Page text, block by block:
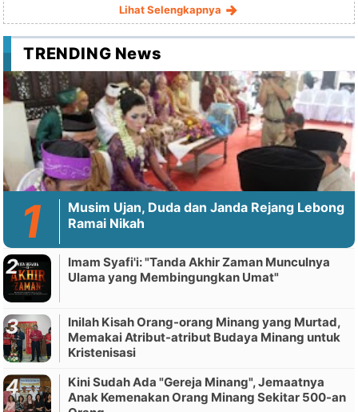
Lihat Selengkapnya
TRENDING News
Musim Ujan, Duda dan Janda Rejang Lebong
Ramai Nikah
Imam Syafi'i: "Tanda Akhir Zaman Munculnya
Ulama yang Membingungkan Umat"
Inilah Kisah Orang-orang Minang yang Murtad,
Memakai Atribut-atribut Budaya Minang untuk
Kristenisasi
Kini Sudah Ada "Gereja Minang", Jemaatnya
Anak Kemenakan Orang Minang Sekitar 500-an